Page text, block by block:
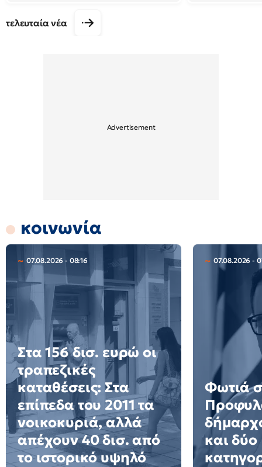
τελευταία νέα
κοινωνία
07.08.2026 - 08:16
Στα 156 δισ. ευρώ οι
τραπεζικές
καταθέσεις: Στα
επίπεδα του 2011 τα
νοικοκυριά, αλλά
απέχουν 40 δισ. από
το ιστορικό υψηλό
07.08.2026 -
Φωτιά
και δύο